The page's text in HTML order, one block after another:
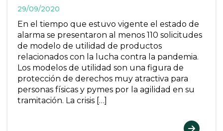
29/09/2020
En el tiempo que estuvo vigente el estado de
alarma se presentaron al menos 110 solicitudes
de modelo de utilidad de productos
relacionados con la lucha contra la pandemia.
Los modelos de utilidad son una figura de
protección de derechos muy atractiva para
personas físicas y pymes por la agilidad en su
tramitación. La crisis […]